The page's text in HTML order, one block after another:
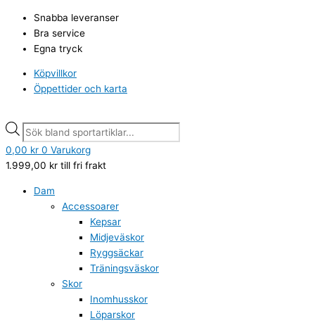
innehåll
Snabba leveranser
Bra service
Egna tryck
Köpvillkor
Öppettider och karta
search
0,00 kr 0 Varukorg
1.999,00 kr till fri frakt
Dam
Accessoarer
Kepsar
Midjeväskor
Ryggsäckar
Träningsväskor
Skor
Inomhusskor
Löparskor
search